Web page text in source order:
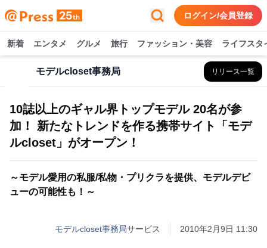
ログイン/会員登録
新着 エンタメ グルメ 旅行 ファッション・美容 ライフスタ
モデルcloset事務局 リリース一覧
10誌以上のギャル界トップモデル 20名が参
加！ 新たなトレンドを作る携帯サイト「モデ
ルcloset」がオープン！
～モデル愛用の私服/私物・プリクラを提供、モデルデビ
ューの可能性も！～
モデルcloset事務局サービス 2010年2月9日 11:30